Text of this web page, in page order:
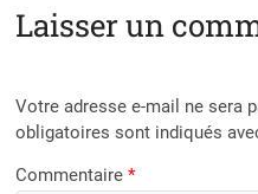
Laisser un
Votre adresse e-mail ne sera
obligatoires sont indiqués
Commentaire*